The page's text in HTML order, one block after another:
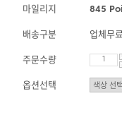
마일리지 845
배송구분 업체무
주문수량
옵션선택